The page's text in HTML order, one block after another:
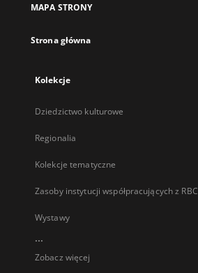
karcie
MAPA STRONY
Strona główna
Kolekcje
Dziedzictwo kulturowe
Regionalia
Kolekcje tematyczne
Zasoby instytucji współpracujących z RBC
Wystawy
...
Zobacz więcej